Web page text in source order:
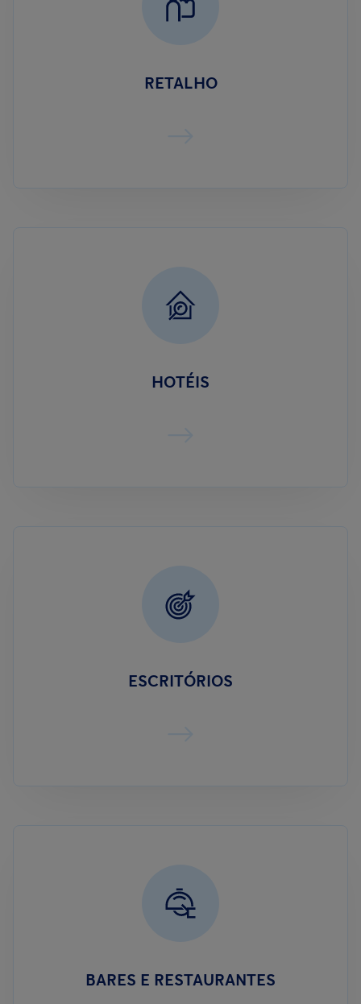
RETALHO
HOTÉIS
ESCRITÓRIOS
BARES E RESTAURANTES